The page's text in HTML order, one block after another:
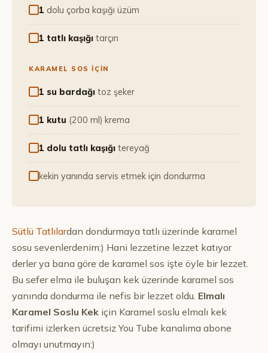
1 dolu çorba kaşığı üzüm
1 tatlı kaşığı tarçın
KARAMEL SOS İÇİN
1 su bardağı toz şeker
1 kutu (200 ml) krema
1 dolu tatlı kaşığı tereyağ
kekin yanında servis etmek için dondurma
Sütlü Tatlılardan dondurmaya tatlı üzerinde karamel
sosu sevenlerdenim:) Hani lezzetine lezzet katıyor
derler ya bana göre de karamel sos işte öyle bir lezzet.
Bu sefer elma ile buluşan kek üzerinde karamel sos
yanında dondurma ile nefis bir lezzet oldu. Elmalı
Karamel Soslu Kek için Karamel soslu elmalı kek
tarifimi izlerken ücretsiz You Tube kanalıma abone
olmayı unutmayın:)